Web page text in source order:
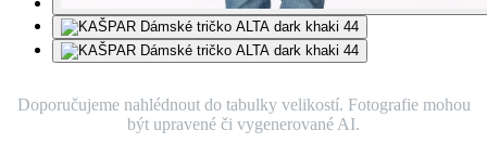
Doporučujeme nahlédnout do tabulky velikostí. Fotografie mohou
být upravené či vygenerované AI.